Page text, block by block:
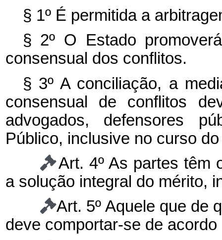
§ 1º É permitida a
§ 2º O Estado
consensual dos conflitos.
§ 3º A conciliação, a
consensual de conflitos
advogados, defensores
Público, inclusive no curso
Art. 4º As partes têm
a solução integral do mérito,
Art. 5º Aquele que de
deve comportar-se de